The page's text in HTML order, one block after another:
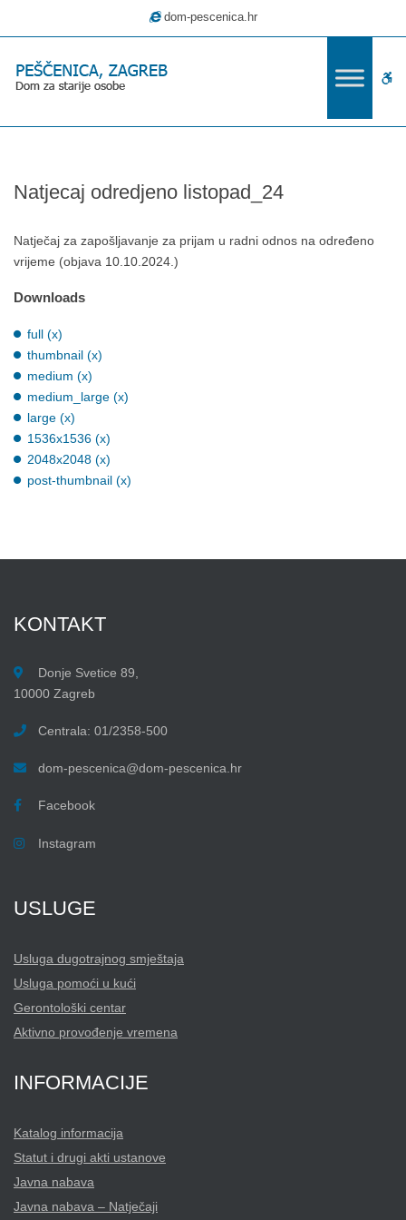
listopad_24
dom-pescenica.hr
Natjecaj odredjeno listopad_24
Natječaj za zapošljavanje za prijam u radni odnos na određeno
vrijeme (objava 10.10.2024.)
Downloads
full (x)
thumbnail (x)
medium (x)
medium_large (x)
large (x)
1536x1536 (x)
2048x2048 (x)
post-thumbnail (x)
KONTAKT
Donje Svetice 89,
10000 Zagreb
Centrala: 01/2358-500
dom-pescenica@dom-pescenica.hr
Facebook
Instagram
USLUGE
Usluga dugotrajnog smještaja
Usluga pomoći u kući
Gerontološki centar
Aktivno provođenje vremena
INFORMACIJE
Katalog informacija
Statut i drugi akti ustanove
Javna nabava
Javna nabava – Natječaji